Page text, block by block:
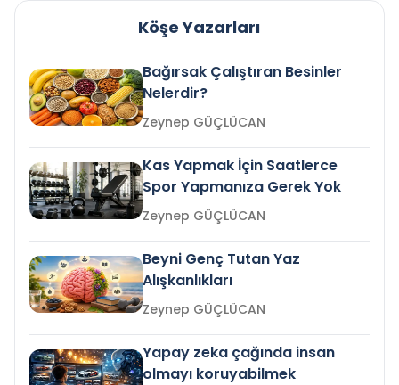
Köşe Yazarları
Bağırsak Çalıştıran Besinler
Nelerdir?
Zeynep GÜÇLÜCAN
Kas Yapmak İçin Saatlerce
Spor Yapmanıza Gerek Yok
Zeynep GÜÇLÜCAN
Beyni Genç Tutan Yaz
Alışkanlıkları
Zeynep GÜÇLÜCAN
Yapay zeka çağında insan
olmayı koruyabilmek